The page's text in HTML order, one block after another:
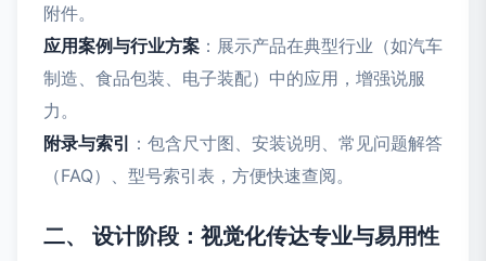
附件。
应用案例与行业方案 ：展示产品在典型行业（如汽车
制造、食品包装、电子装配）中的应用，增强说服
力。
附录与索引 ：包含尺寸图、安装说明、常见问题解答
（FAQ）、型号索引表，方便快速查阅。
二、 设计阶段：视觉化传达专业与易用性